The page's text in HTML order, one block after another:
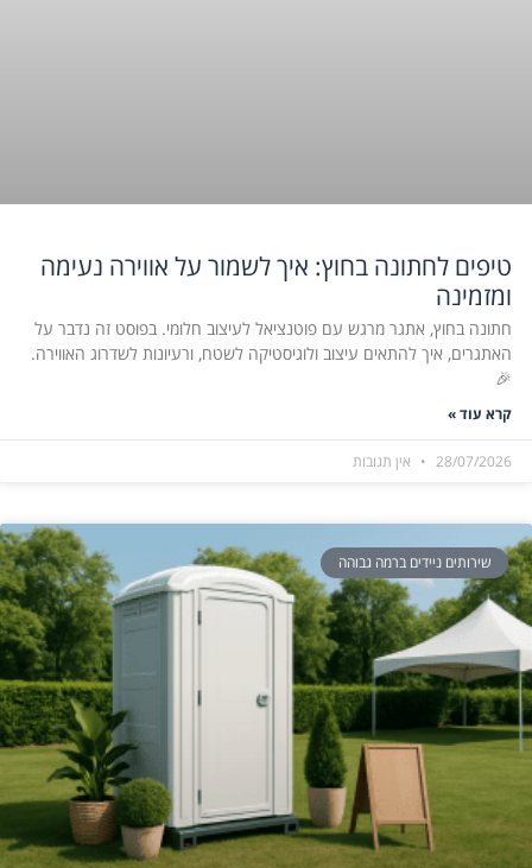
טיפים לחתונה בחוץ: איך לשמור על אווירה נעימה
ומזמינה
חתונה בחוץ, אתגר מרגש עם פוטנציאל לעיצוב חלומי. בפוסט זה נדבר על
האתגרים, איך להתאים עיצוב ולוגיסטיקה לשטח, ורעיונות לשדרוג האווירה.
🎉
קרא עוד »
28/07/2026 אין תגובות
שירותים ניידים ברמה גבוהה